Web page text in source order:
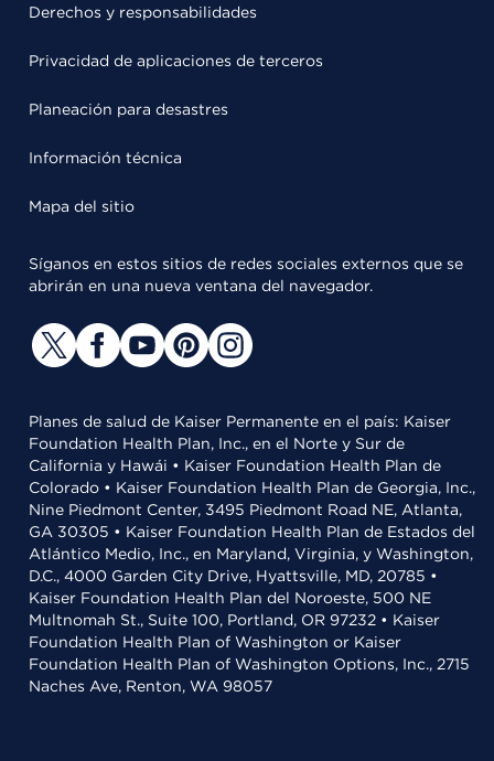
Derechos y responsabilidades
Privacidad de aplicaciones de terceros
Planeación para desastres
Información técnica
Mapa del sitio
Síganos en estos sitios de redes sociales externos que se
abrirán en una nueva ventana del navegador.
Planes de salud de Kaiser Permanente en el país: Kaiser
Foundation Health Plan, Inc., en el Norte y Sur de
California y Hawái • Kaiser Foundation Health Plan de
Colorado • Kaiser Foundation Health Plan de Georgia, Inc.,
Nine Piedmont Center, 3495 Piedmont Road NE, Atlanta,
GA 30305 • Kaiser Foundation Health Plan de Estados del
Atlántico Medio, Inc., en Maryland, Virginia, y Washington,
D.C., 4000 Garden City Drive, Hyattsville, MD, 20785 •
Kaiser Foundation Health Plan del Noroeste, 500 NE
Multnomah St., Suite 100, Portland, OR 97232 • Kaiser
Foundation Health Plan of Washington or Kaiser
Foundation Health Plan of Washington Options, Inc., 2715
Naches Ave, Renton, WA 98057